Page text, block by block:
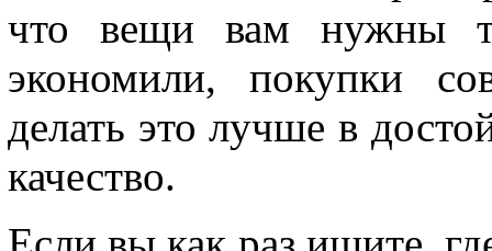
что вещи вам нужны
экономили, покупки
делать это лучше в
качество.